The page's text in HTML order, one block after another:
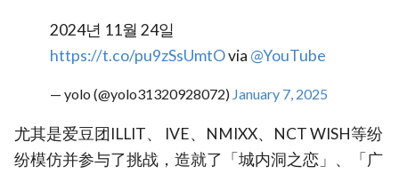
2024년 11월 24일
https://t.co/pu9zSsUmtOvia @YouTube
— yolo (@yolo31320928072) January 7, 2025
尤其是爱豆团ILLIT、 IVE、NMIXX、NCT WISH等纷
纷模仿并参与了挑战，造就了「城内洞之恋」、「广